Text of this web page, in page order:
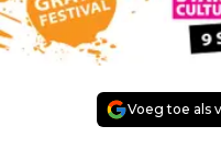
Voeg toe als